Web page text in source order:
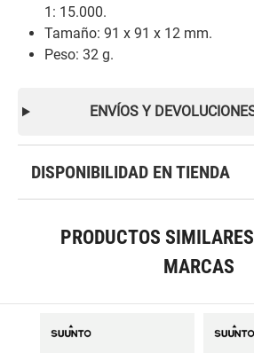
1: 15.000.
Tamaño: 91 x 91 x 12 mm.
Peso: 32 g.
ENVÍOS Y
DISPONIBILIDAD EN TIENDA
PRODUCTOS
MARCAS